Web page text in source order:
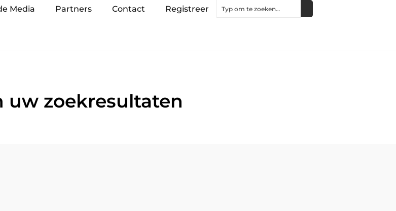
Media Partners Contact Registreer
uw zoekresultaten